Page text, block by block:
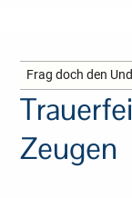
Frag doch den
Zeugen